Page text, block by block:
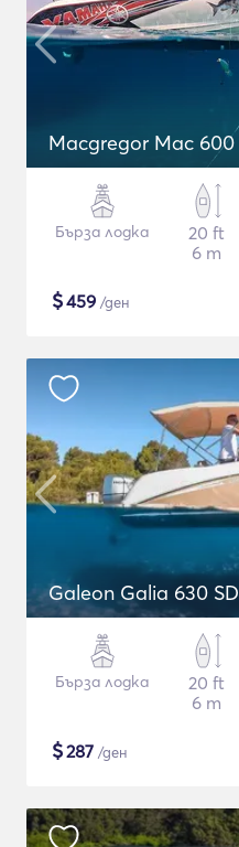
Macgregor Mac 600
Бърза лодка
20 ft
6 m
$459 /ден
Galeon Galia 630 SD
Бърза лодка
20 ft
6 m
$287 /ден